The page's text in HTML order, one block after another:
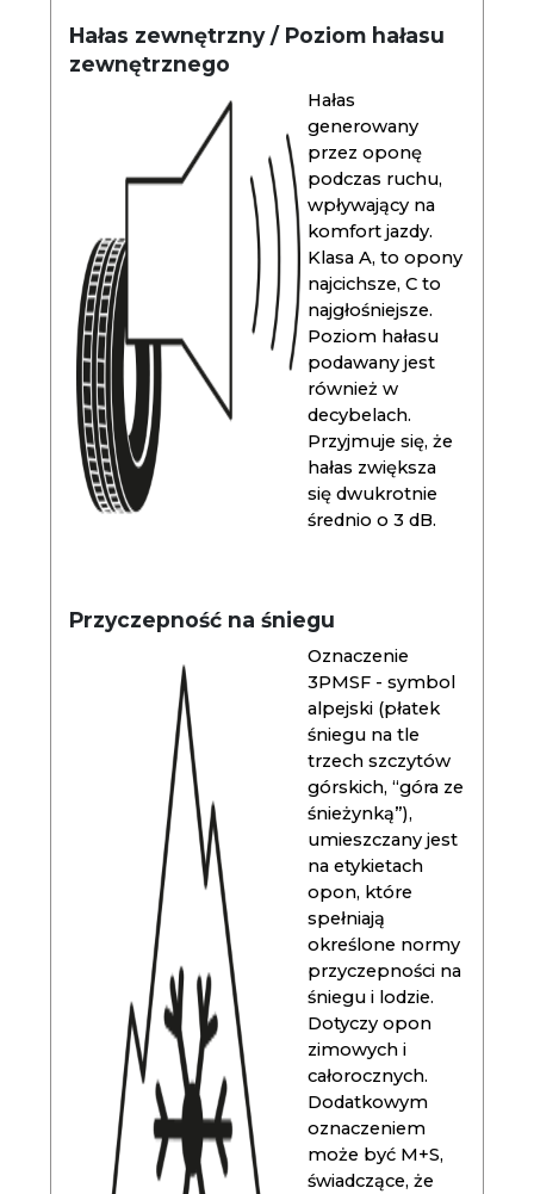
Hałas zewnętrzny / Poziom hałasu
zewnętrznego
Hałas
generowany
przez oponę
podczas ruchu,
wpływający na
komfort jazdy.
Klasa A, to opony
najcichsze, C to
najgłośniejsze.
Poziom hałasu
podawany jest
również w
decybelach.
Przyjmuje się, że
hałas zwiększa
się dwukrotnie
średnio o 3 dB.
Przyczepność na śniegu
Oznaczenie
3PMSF - symbol
alpejski (płatek
śniegu na tle
trzech szczytów
górskich, “góra ze
śnieżynką”),
umieszczany jest
na etykietach
opon, które
spełniają
określone normy
przyczepności na
śniegu i lodzie.
Dotyczy opon
zimowych i
całorocznych.
Dodatkowym
oznaczeniem
może być M+S,
świadczące, że